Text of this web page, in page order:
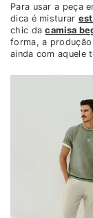
Para usar a peça
dica é misturar
chic dacamisa
forma, a
ainda com aquele